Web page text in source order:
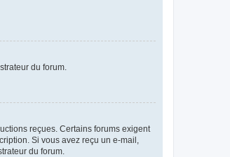
du forum.
reçues. Certains forums exigent
Si vous avez reçu un e-mail,
du forum.